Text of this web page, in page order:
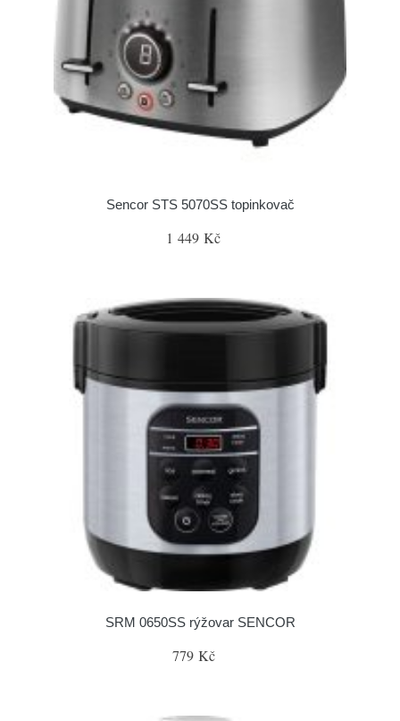
Sencor STS 5070SS topinkovač
1 449 Kč
SRM 0650SS rýžovar SENCOR
779 Kč